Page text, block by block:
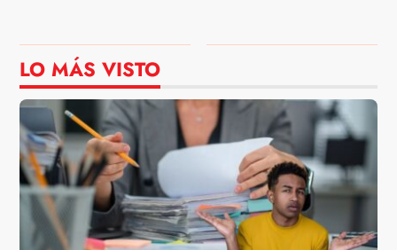
LO MÁS VISTO